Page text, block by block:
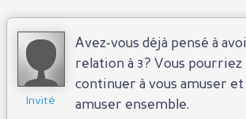
Invité
Avez-vous déjà pensé à
relation à 3? Vous pourriez
continuer à vous amuser et
amuser ensemble.